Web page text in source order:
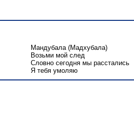
Мандубала (Мадхубала)
Возьми мой след
Словно сегодня мы расстались
Я тебя умоляю